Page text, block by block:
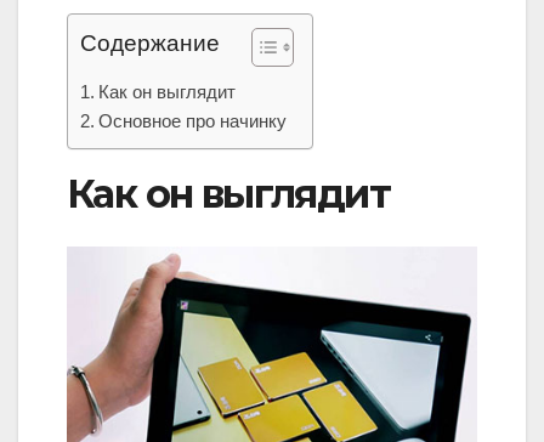
Содержание
Как он выглядит
Основное про начинку
Как он выглядит